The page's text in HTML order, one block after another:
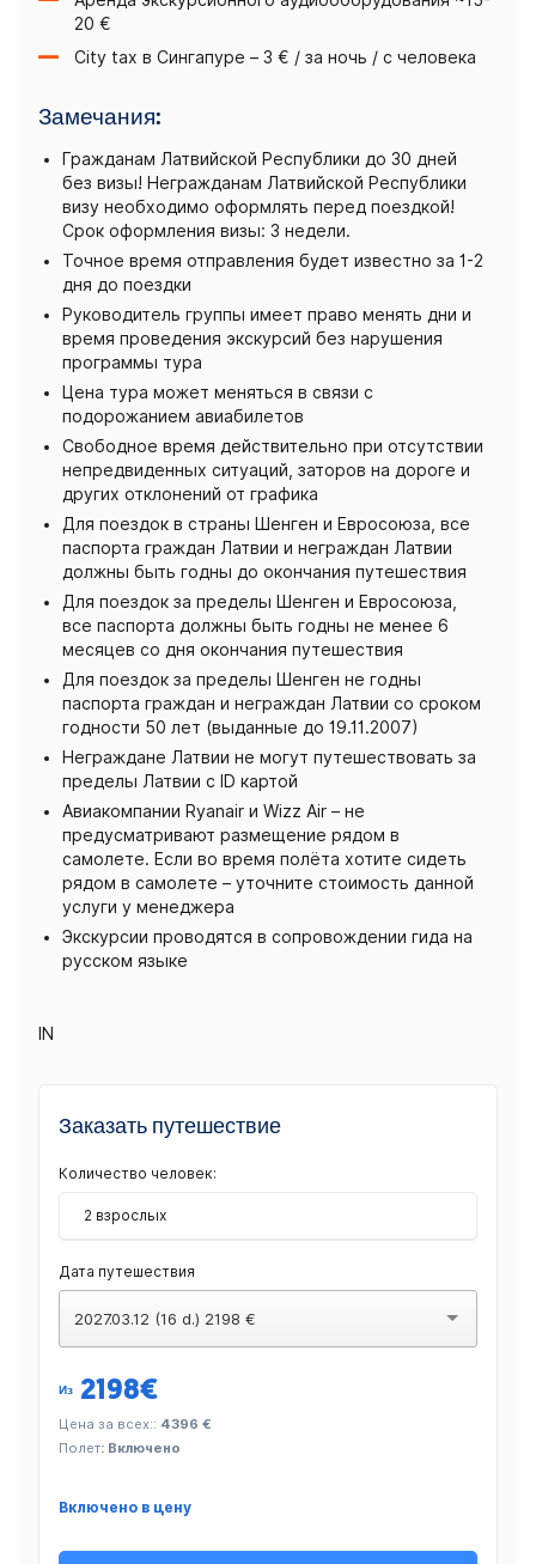
20 €
City tax в Сингапуре – 3 € / за ночь / с человека
Замечания:
Гражданам Латвийской Республики до 30 дней
без визы! Негражданам Латвийской Республики
визу необходимо оформлять перед поездкой!
Срок оформления визы: 3 недели.
Точное время отправления будет известно за 1-2
дня до поездки
Руководитель группы имеет право менять дни и
время проведения экскурсий без нарушения
программы тура
Цена тура может меняться в связи с
подорожанием авиабилетов
Свободное время действительно при отсутствии
непредвиденных ситуаций, заторов на дороге и
других отклонений от графика
Для поездок в страны Шенген и Евросоюза, все
паспорта граждан Латвии и неграждан Латвии
должны быть годны до окончания путешествия
Для поездок за пределы Шенген и Евросоюза,
все паспорта должны быть годны не менее 6
месяцев со дня окончания путешествия
Для поездок за пределы Шенген не годны
паспорта граждан и неграждан Латвии со сроком
годности 50 лет (выданные до 19.11.2007)
Неграждане Латвии не могут путешествовать за
пределы Латвии с ID картой
Авиакомпании Ryanair и Wizz Air – не
предусматривают размещение рядом в
самолете. Если во время полёта хотите сидеть
рядом в самолете – уточните стоимость данной
услуги у менеджера
Экскурсии проводятся в сопровождении гида на
русском языке
IN
Заказать путешествие
Количество человек:
2 взрослых
Дата путешествия
2027.03.12 (16 d.) 2198 €
Из 2198€
Цена за всех:: 4396 €
Полет: Включено
Включено в цену